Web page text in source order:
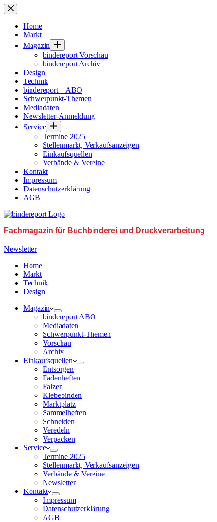
Zum
Inhalt
springenHome
Markt
Magazin
bindereport Vorschau
bindereport Archiv
Design
Technik
bindereport – ABO
Schwerpunkt-Themen
Mediadaten
Newsletter-Anmeldung
Service
Termine 2025
Stellenmarkt, Verkaufsanzeigen
Einkaufsquellen
Verbände & Vereine
Kontakt
Impressum
Datenschutzerklärung
AGB
Fachmagazin für Buchbinderei und Druckverarbeitung
Newsletter
Home
Markt
Technik
Design
Magazin
bindereport ABO
Mediadaten
Schwerpunkt-Themen
Vorschau
Archiv
Einkaufsquellen
Entsorgen
Fadenheften
Falzen
Klebebinden
Marktplatz
Sammelheften
Schneiden
Veredeln
Verpacken
Service
Termine 2025
Stellenmarkt, Verkaufsanzeigen
Verbände & Vereine
Newsletter
Kontakt
Impressum
Datenschutzerklärung
AGB